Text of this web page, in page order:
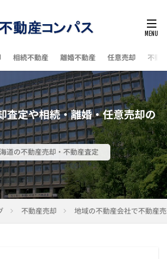
相続不動産 離婚不動産 任意売却 不動
査定や相続・離婚・任意売却の
道の不動産売却・不動産査定
不動産売却 地域の不動産会社で不動産